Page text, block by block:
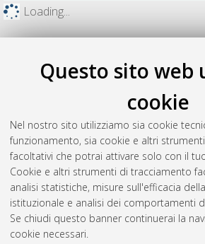
Questo sito web
cookie
Nel nostro sito utilizziamo sia cookie
funzionamento, sia cookie e altri
facoltativi che potrai attivare solo con il
Cookie e altri strumenti di tracciamento
analisi statistiche, misure sull'efficacia
istituzionale e analisi dei comportamenti
Se chiudi questo banner continuerai la
cookie necessari.
Loading...
Gestione del